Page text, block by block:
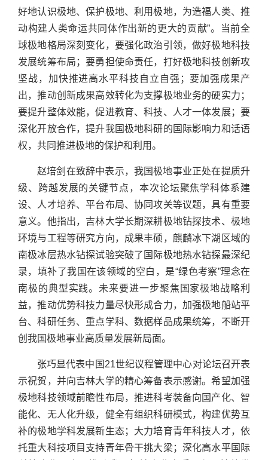
好地认识极地、保护极地、利用极地，为造福人类、推
动构建人类命运共同体作出新的更大的贡献”。当前全
球极地格局深刻变化，要强化政治引领，做好极地科技
发展统筹布局；要勇担使命责任，打好极地科技创新攻
坚战，加快推进高水平科技自立自强；要加强成果产
出，推动创新成果高效转化为支撑极地业务的硬实力；
要提升整体效能，促进教育、科技、人才一体发展；要
深化开放合作，提升我国极地科研的国际影响力和话语
权，共同推进极地的保护和利用。
赵培剑在致辞中表示，我国极地事业正处在提质升
级、跨越发展的关键节点，本次论坛聚焦学科体系建
设、人才培养、平台布局、协同攻关等议题，具有重要
意义。他指出，吉林大学长期深耕极地钻探技术、极地
环境与工程等研究方向，成果丰硕，麒麟冰下湖区域的
南极冰层热水钻探试验突破了国际极地热水钻探最深纪
录，填补了我国在该领域的空白，是“绿色考察”理念在
南极的典型实践。未来要进一步聚焦国家极地战略利
益，推动优势科技力量尽快形成合力，加强极地船站平
台、科研任务、重点学科、数据样品成果统筹，不断开
创我国极地事业高质量发展新局面。
张巧显代表中国21世纪议程管理中心对论坛召开表
示祝贺，并向吉林大学的精心筹备表示感谢。希望加强
极地科技领域前瞻性布局，推进科考装备向国产化、智
能化、无人化升级，健全有组织科研模式，构建优势互
补的极地学科发展新生态；大力培育青年科技人才，依
托重大科技项目支持青年骨干挑大梁；深化高水平国际